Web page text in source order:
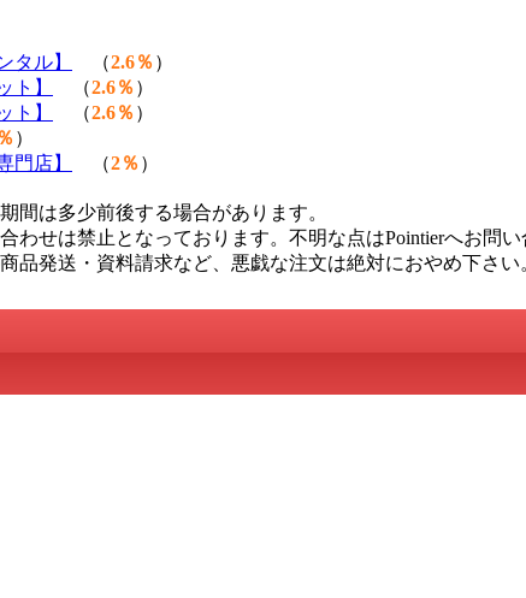
タル】
（2.6％ ）
ト】
（2.6％ ）
ト】
（2.6％ ）
）
門店】
（2％ ）
間は多少前後する場合があります。
わせは禁止となっております。不明な点はPointierへお問い
品発送・資料請求など、悪戯な注文は絶対におやめ下さい